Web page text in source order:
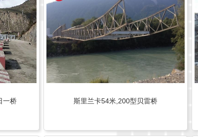
一桥 斯里兰卡54米,200型贝雷桥